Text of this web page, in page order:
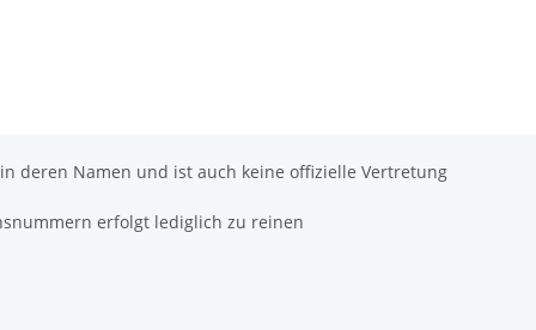
deren Namen und ist auch keine offizielle Vertretung
erfolgt lediglich zu reinen